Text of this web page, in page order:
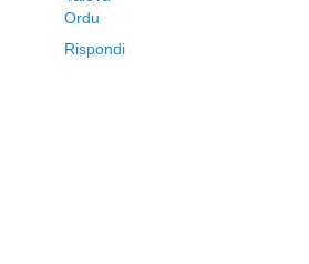
Ordu
Rispondi